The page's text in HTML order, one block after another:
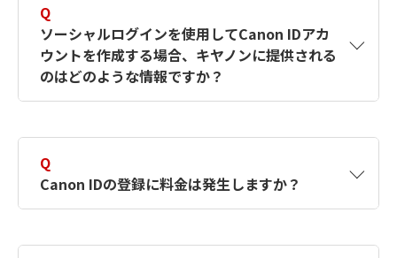
す。詳しい作成方法は【カメラ】Canon IDとは
何ですか？Canon IDの作成方法は？をご確認く
ださい。
Q
ソーシャルログインを使用してCanon IDアカ
ウントを作成する場合、キヤノンに提供される
のはどのような情報ですか？
択したサービスから取得します。アカウントを
簡単に作成できるように、この情報を使用して
Canon IDの登録フォームを入力します。
Q
Canon IDの登録に料金は発生しますか？